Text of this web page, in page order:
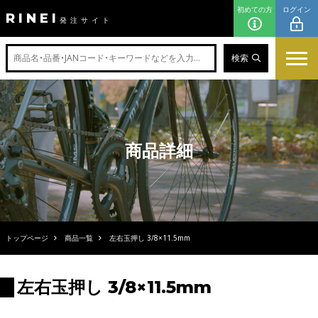
RINEI 発注サイト
初めての方 ログイン
検索
商品詳細
トップページ 商品一覧 左右玉押し 3/8×11.5mm
左右玉押し 3/8×11.5mm